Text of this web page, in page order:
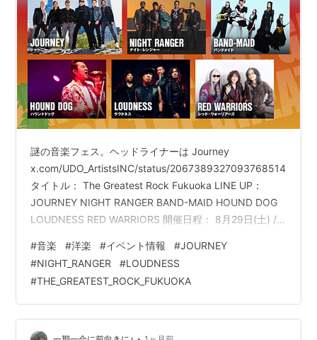
謎の音楽フェス。ヘッドライナーは Journey
x.com/UDO_ArtistsINC/status/2067389327093768514
タイトル： The Greatest Rock Fukuoka LINE UP：
JOURNEY NIGHT RANGER BAND-MAID HOUND DOG
LOUDNESS RED WARRIORS 開催日程： 8月29日(土) /
売券 VVIP ￥118,000- VIP ￥49,800- アリーナ
￥29,800- Sスタンド ￥19,800- Aスタンド ￥17,…
#音楽 #洋楽 #イベント情報 #JOURNEY
#NIGHT_RANGER #LOUDNESS
#THE_GREATEST_ROCK_FUKUOKA